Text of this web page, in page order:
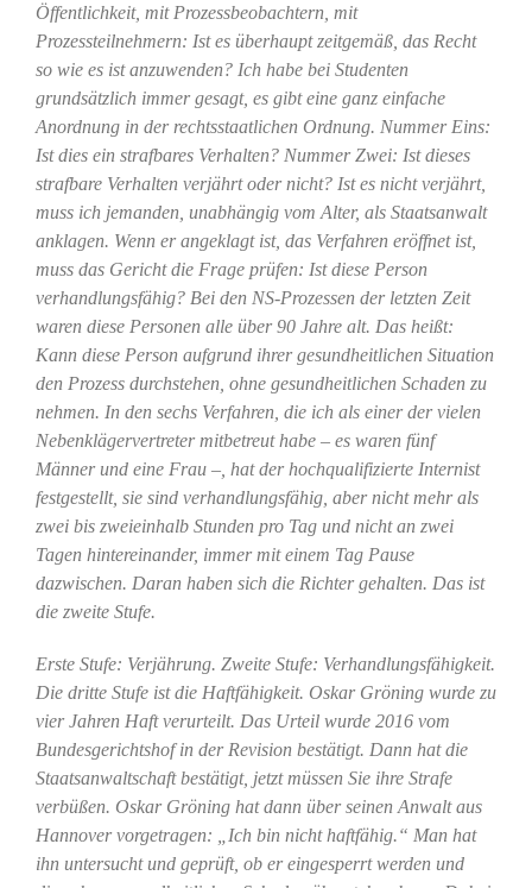
Öffentlichkeit, mit Prozessbeobachtern, mit
Prozessteilnehmern: Ist es überhaupt zeitgemäß, das Recht
so wie es ist anzuwenden? Ich habe bei Studenten
grundsätzlich immer gesagt, es gibt eine ganz einfache
Anordnung in der rechtsstaatlichen Ordnung. Nummer Eins:
Ist dies ein strafbares Verhalten? Nummer Zwei: Ist dieses
strafbare Verhalten verjährt oder nicht? Ist es nicht verjährt,
muss ich jemanden, unabhängig vom Alter, als Staatsanwalt
anklagen. Wenn er angeklagt ist, das Verfahren eröffnet ist,
muss das Gericht die Frage prüfen: Ist diese Person
verhandlungsfähig? Bei den NS-Prozessen der letzten Zeit
waren diese Personen alle über 90 Jahre alt. Das heißt:
Kann diese Person aufgrund ihrer gesundheitlichen Situation
den Prozess durchstehen, ohne gesundheitlichen Schaden zu
nehmen. In den sechs Verfahren, die ich als einer der vielen
Nebenklägervertreter mitbetreut habe – es waren fünf
Männer und eine Frau –, hat der hochqualifizierte Internist
festgestellt, sie sind verhandlungsfähig, aber nicht mehr als
zwei bis zweieinhalb Stunden pro Tag und nicht an zwei
Tagen hintereinander, immer mit einem Tag Pause
dazwischen. Daran haben sich die Richter gehalten. Das ist
die zweite Stufe.
Erste Stufe: Verjährung. Zweite Stufe: Verhandlungsfähigkeit.
Die dritte Stufe ist die Haftfähigkeit. Oskar Gröning wurde zu
vier Jahren Haft verurteilt. Das Urteil wurde 2016 vom
Bundesgerichtshof in der Revision bestätigt. Dann hat die
Staatsanwaltschaft bestätigt, jetzt müssen Sie ihre Strafe
verbüßen. Oskar Gröning hat dann über seinen Anwalt aus
Hannover vorgetragen: „Ich bin nicht haftfähig.“ Man hat
ihn untersucht und geprüft, ob er eingesperrt werden und